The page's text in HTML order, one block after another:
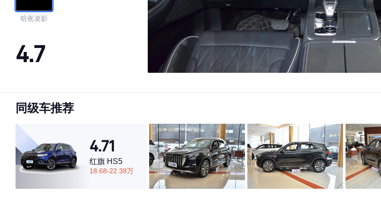
暗夜凌影
4.7
·内饰表现一般，低于53%同级车
·空间表现较为优秀，优于62%同级车
同级车推荐
4.71
红旗 HS5
18.68-22.38万